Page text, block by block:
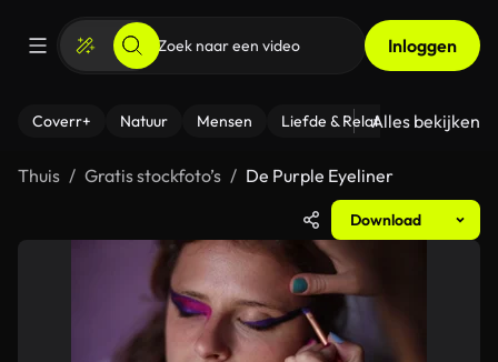
Inloggen
Coverr+ Natuur Mensen Liefde & Relaties - Fitness
Alles bekijken
Thuis Gratis stockfoto’s De Purple Eyeliner
Download